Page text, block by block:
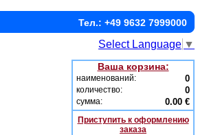
Тел.: +49 9632 7999000
Select Language ▼
Ваша корзина:
наименований: 0
количество: 0
сумма: 0.00 €
Приступить к оформлению
заказа